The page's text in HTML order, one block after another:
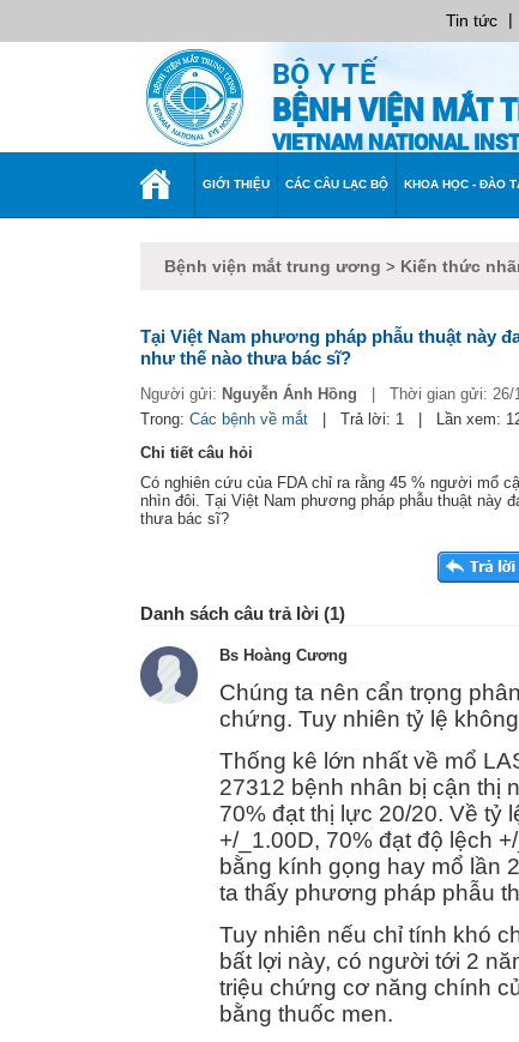
Tin tức |
BỘ Y TẾ
BỆNH VIỆN MẮT
VIETNAM NATIONAL
TRANG GIỚI THIỆU CÁC CÂU LẠC BỘ KHOA HỌC - ĐÀO
Bệnh viện mắt trung ương > Kiến thức
Tại Việt Nam phương pháp phẫu thuật này
như thế nào thưa bác sĩ?
Người gửi: Nguyễn Ánh Hồng Thời gian gửi: 26/
Trong: Các bệnh về mắt Trả lời: 1
Lần xem:
Chi tiết câu hỏi
Có nghiên cứu của FDA chỉ ra rằng 45 % người mổ
nhìn đôi. Tại Việt Nam phương pháp phẫu thuật này
thưa bác sĩ?
Danh sách câu trả lời (1)
Bs Hoàng Cương
Chúng ta nên cẩn trọng
chứng. Tuy nhiên tỷ lệ
Thống kê lớn nhất về mổ
27312 bệnh nhân bị cận thị
70% đạt thị lực 20/20. Về tỷ
+/_1.00D, 70% đạt độ lệch
bằng kính gọng hay mổ lần
ta thấy phương pháp phẫu
Tuy nhiên nếu chỉ tính khó
bất lợi này, có người tới 2
triệu chứng cơ năng chính
bằng thuốc men.